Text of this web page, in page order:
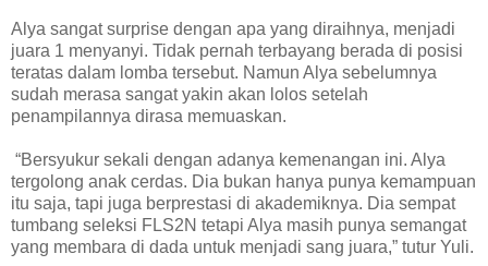
Alya sangat surprise dengan apa yang diraihnya, menjadi
juara 1 menyanyi. Tidak pernah terbayang berada di posisi
teratas dalam lomba tersebut. Namun Alya sebelumnya
sudah merasa sangat yakin akan lolos setelah
penampilannya dirasa memuaskan.
“Bersyukur sekali dengan adanya kemenangan ini. Alya
tergolong anak cerdas. Dia bukan hanya punya kemampuan
itu saja, tapi juga berprestasi di akademiknya. Dia sempat
tumbang seleksi FLS2N tetapi Alya masih punya semangat
yang membara di dada untuk menjadi sang juara,” tutur Yuli.